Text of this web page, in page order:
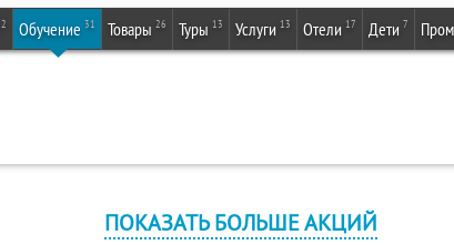
2 Обучение 31 Товары 26 Туры 13 Услуги 13 Отели 17 Дети 7
ПОКАЗАТЬ БОЛЬШЕ АКЦИЙ